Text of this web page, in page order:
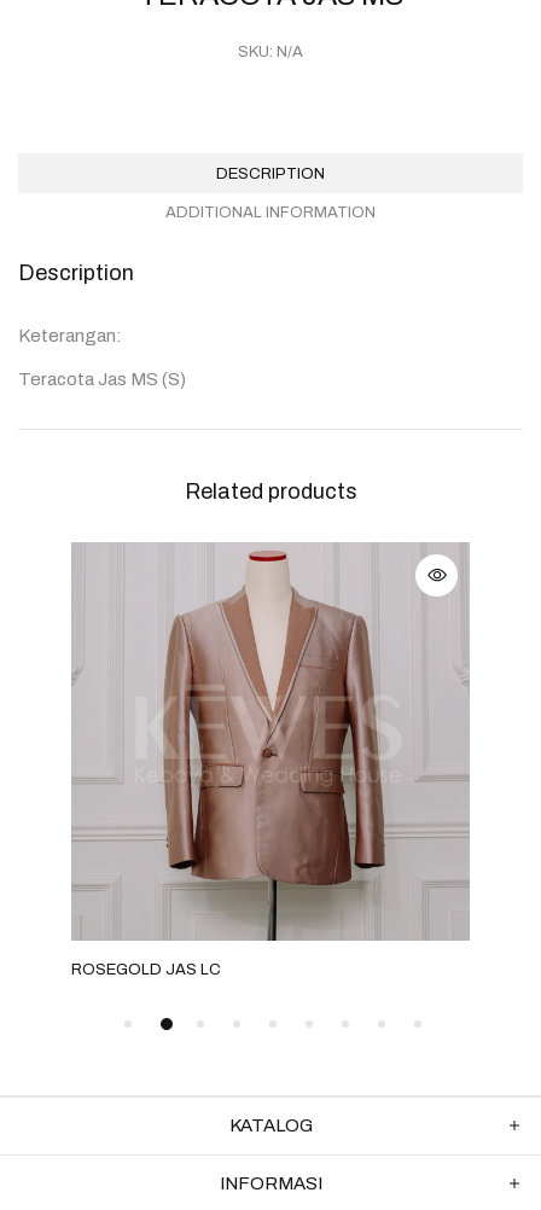
SKU: N/A
DESCRIPTION
ADDITIONAL INFORMATION
Description
Keterangan:
Teracota Jas MS (S)
Related products
ROSEGOLD JAS LC
KATALOG
INFORMASI